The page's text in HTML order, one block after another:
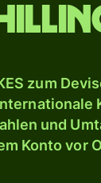
zum
und
Konto vor